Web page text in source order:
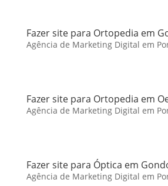
Fazer site para Ortopedia em
Agência de Marketing Digital em
Fazer site para Ortopedia em
Agência de Marketing Digital em
Fazer site para Óptica em
Agência de Marketing Digital em